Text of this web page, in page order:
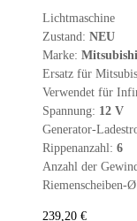
Lichtmaschine
Zustand: NEU
Marke: Mitsubishi
Ersatz für
Verwendet für
Spannung: 12 V
Generator-
Rippenanzahl: 6
Anzahl der
Riemenscheiben-
239,20 €